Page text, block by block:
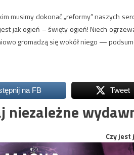
musimy dokonać „reformy” naszych
jak ogień – święty ogień! Niech
gromadzą się wokół niego —
na FB Tweet
niezależne
Czy jest